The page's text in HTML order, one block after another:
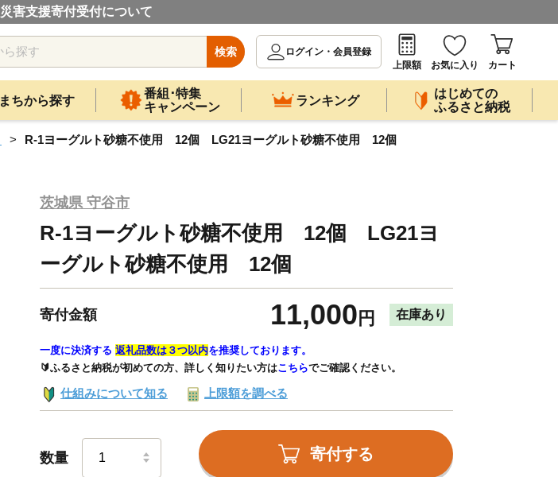
害支援寄付受付について
検索
ログイン・会員登録
上限額
お気に入り カート
まちから探す
番組･特集
キャンペーン
ランキング
はじめての
ふるさと納税
R-1ヨーグルト砂糖不使用 12個 LG21ヨーグルト砂糖不使用 12個
茨城県 守谷市
R-1ヨーグルト砂糖不使用 12個 LG21ヨ
ーグルト砂糖不使用 12個
寄付金額 11,000 円 在庫あり
一度に決済する 返礼品数は３つ以内を推奨しております。
🔰ふるさと納税が初めての方、詳しく知りたい方はこちらでご確認ください。
仕組みについて知る 上限額を調べる
数量 寄付する